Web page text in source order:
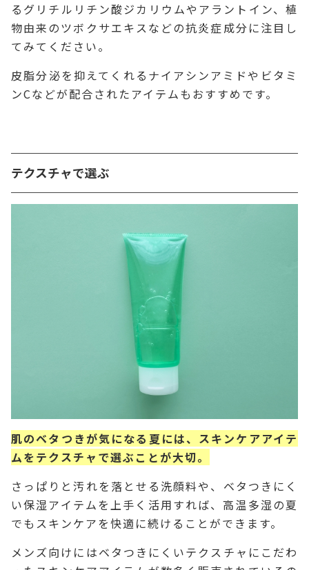
るグリチルリチン酸ジカリウムやアラントイン、植
物由来のツボクサエキスなどの抗炎症成分に注目し
てみてください。
皮脂分泌を抑えてくれるナイアシンアミドやビタミ
ンCなどが配合されたアイテムもおすすめです。
テクスチャで選ぶ
肌のベタつきが気になる夏には、スキンケアアイテ
ムをテクスチャで選ぶことが大切。
さっぱりと汚れを落とせる洗顔料や、ベタつきにく
い保湿アイテムを上手く活用すれば、高温多湿の夏
でもスキンケアを快適に続けることができます。
メンズ向けにはベタつきにくいテクスチャにこだわ